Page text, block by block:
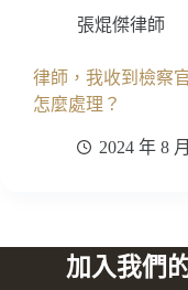
張焜傑律師
律師，我收到檢察
怎麼處理？
2024 年 8
加入我們